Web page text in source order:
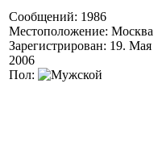
Сообщений: 1986
Местоположение: Москва
Зарегистрирован: 19. Мая
2006
Пол: